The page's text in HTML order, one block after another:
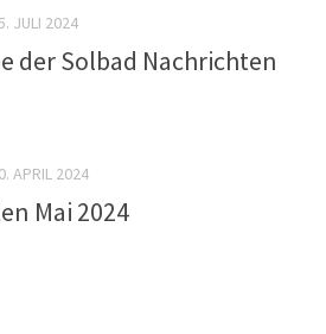
JULI 2024
der Solbad Nachrichten
APRIL 2024
Mai 2024